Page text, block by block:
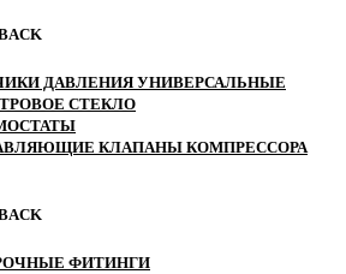
ДАВЛЕНИЯ УНИВЕРСАЛЬНЫЕ
СТЕКЛО
КЛАПАНЫ КОМПРЕССОРА
ФИТИНГИ